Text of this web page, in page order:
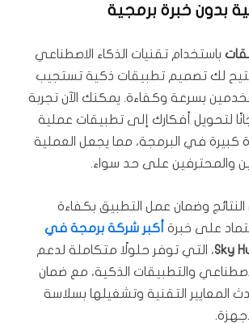
بدون خبرة برمجية
باستخدام تقنيات الذكاء الاصطناعي
لك تصميم تطبيقات ذكية تستجيب
بسرعة وكفاءة. يمكنك الآن تجربة
لتحويل أفكارك إلى تطبيقات عملية
كبيرة في البرمجة، مما يجعل العملية
والمحترفين على حد سواء.
وضمان عمل التطبيق بكفاءة
على خبرة أكبر شركة برمجة في
Sky، التي توفر حلولًا متكاملة لدعم
والتطبيقات الذكية، مع ضمان
المعايير التقنية وتشغيلها بسلاسة